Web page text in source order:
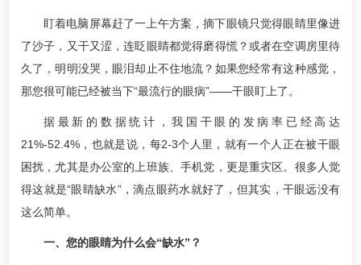
盯着电脑屏幕赶了一上午方案，摘下眼镜只觉得眼睛里像进
了沙子，又干又涩，连眨眼睛都觉得磨得慌？或者在空调房里待
久了，明明没哭，眼泪却止不住地流？如果您经常有这种感觉，
那您很可能已经被当下“最流行的眼病”——干眼盯上了。
据最新的数据统计，我国干眼的发病率已经高达
21%-52.4%，也就是说，每2-3个人里，就有一个人正在被干眼
困扰，尤其是办公室的上班族、手机党，更是重灾区。很多人觉
得这就是“眼睛缺水”，滴点眼药水就好了，但其实，干眼远没有
这么简单。
一、您的眼睛为什么会“缺水”？